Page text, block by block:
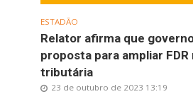
ESTADÃO
Relator afirma que
proposta para ampliar
tributária
23 de outubro de 2023 13:19